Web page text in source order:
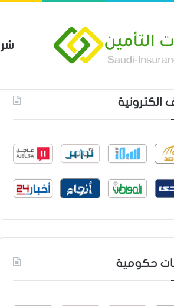
بوليصة التأمين العام من شركة
حكومية